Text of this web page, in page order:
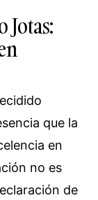
Jotas:
que la
en
no es
de